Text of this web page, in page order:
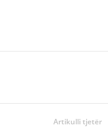
Artikulli tjetër